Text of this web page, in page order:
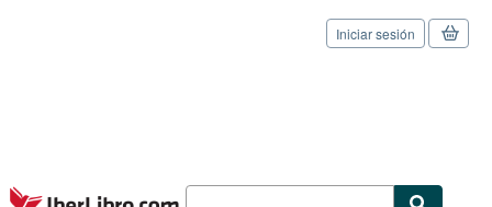
Pasar al contenido principal
IberLibro.com
Iniciar sesión